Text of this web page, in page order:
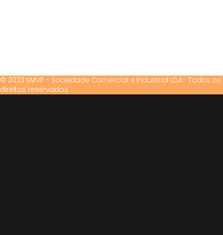
© 2023 SMVF - Sociedade Comercial e Industrial LDA- Todos os
direitos reservados